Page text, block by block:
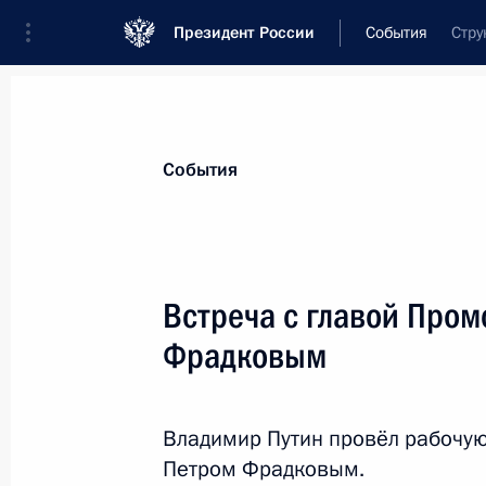
Президент России События
Новости
Послания Федеральному Собранию
Заявления по важнейшим вопросам
Речи и обращения
События
Встреча с главой
Фрадковым
Владимир Путин провёл
Петром Фрадковым.